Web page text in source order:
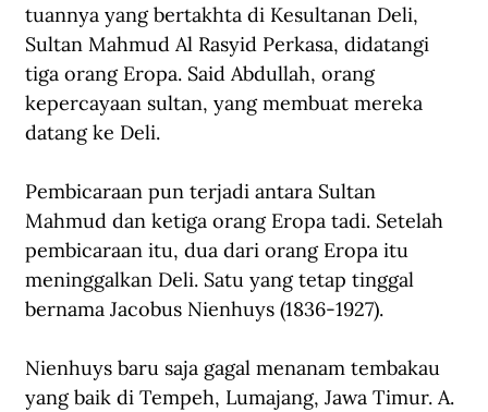
tuannya yang bertakhta di Kesultanan Deli,
Sultan Mahmud Al Rasyid Perkasa, didatangi
tiga orang Eropa. Said Abdullah, orang
kepercayaan sultan, yang membuat mereka
datang ke Deli.
Pembicaraan pun terjadi antara Sultan
Mahmud dan ketiga orang Eropa tadi. Setelah
pembicaraan itu, dua dari orang Eropa itu
meninggalkan Deli. Satu yang tetap tinggal
bernama Jacobus Nienhuys (1836-1927).
Nienhuys baru saja gagal menanam tembakau
yang baik di Tempeh, Lumajang, Jawa Timur. A.